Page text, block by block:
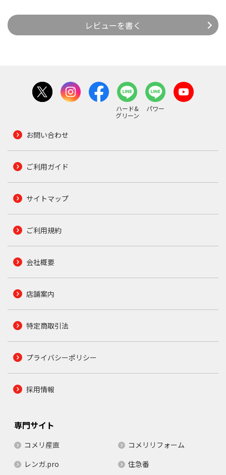
レビューを書く
ハード&
グリーン
パワー
お問い合わせ
ご利用ガイド
サイトマップ
ご利用規約
会社概要
店舗案内
特定商取引法
プライバシーポリシー
採用情報
専門サイト
コメリ産直
コメリリフォーム
レンガ.pro
住急番